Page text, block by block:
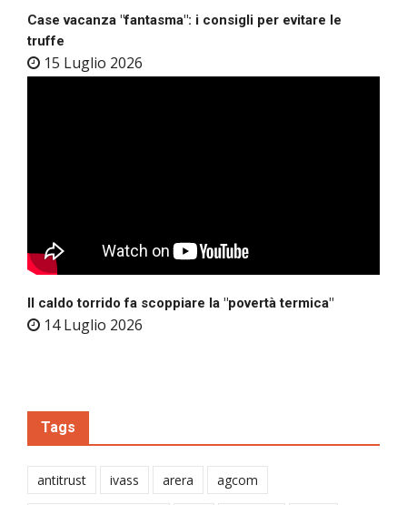
Case vacanza "fantasma": i consigli per evitare le
truffe
15 Luglio 2026
Il caldo torrido fa scoppiare la "povertà termica"
14 Luglio 2026
Tags
antitrust ivass arera agcom